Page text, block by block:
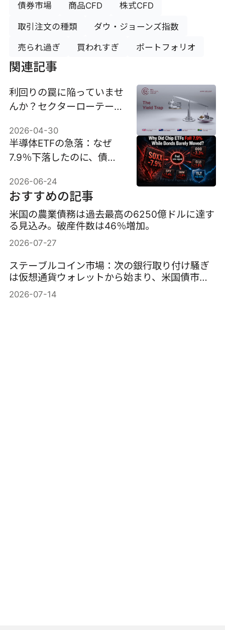
債券市場 商品CFD 株式CFD
取引注文の種類 ダウ・ジョーンズ指数
売られ過ぎ 買われすぎ ポートフォリオ
関連記事
利回りの罠に陥っていませ
んか？セクターローテーシ
2026-04-30
半導体ETFの急落：なぜ
7.9％下落したのに、債券
か？
2026-06-24
おすすめの記事
米国の農業債務は過去最高の6250億ドルに達す
る見込み。破産件数は46％増加。
2026-07-27
ステーブルコイン市場：次の銀行取り付け騒ぎ
は仮想通貨ウォレットから始まり、米国債市場
で終わる。
2026-07-14